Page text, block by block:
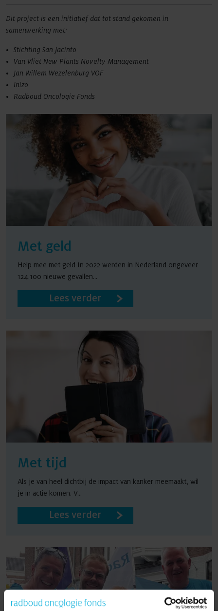
Dit project is een initiatief dat tot stand gekomen in
samenwerking met:
Stichting San Jacinto
Van Vliet New Plants Novelty Management
Jan Willem Wezelenburg VOF
Inizo
Radboud Oncologie Fonds
Met geld
Help mee met geld In 2022 werden in Nederland ongeveer
124.100 nieuwe gevallen...
Lees verder
Met tijd
Als je van heel dichtbij de impact van kanker meemaakt, wil
je in actie komen. V...
Lees verder